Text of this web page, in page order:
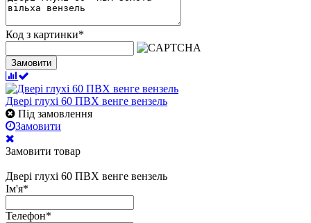
Код з картинки*
Замовити
Двері глухі 60 ПВХ венге вензель
Під замовлення
Замовити
Замовити товар
Двері глухі 60 ПВХ венге вензель
Ім'я*
Телефон*